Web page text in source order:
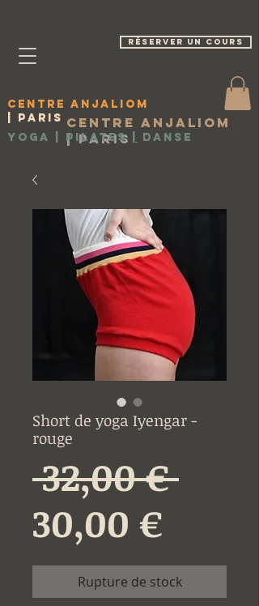
réserver un cours
Centre Anjaliom
| Paris
Yoga | Pilates
Danse
Centre Anjaliom
| Paris
Short de yoga Iyengar -
rouge
32,00 € Prix
30,00 €
Rupture de stock